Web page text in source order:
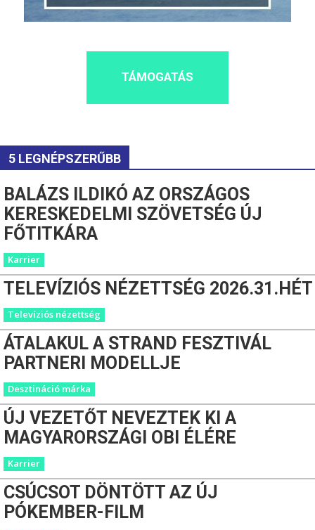
TÁMOGATÁS
5 LEGNÉPSZERŰBB
BALÁZS ILDIKÓ AZ ORSZÁGOS
KERESKEDELMI SZÖVETSÉG ÚJ
FŐTITKÁRA
Karrier
TELEVÍZIÓS NÉZETTSÉG 2026.31.HÉT
Televíziós nézettség
ÁTALAKUL A STRAND FESZTIVÁL
PARTNERI MODELLJE
Desztináció márka
ÚJ VEZETŐT NEVEZTEK KI A
MAGYARORSZÁGI OBI ÉLÉRE
Karrier
CSÚCSOT DÖNTÖTT AZ ÚJ
PÓKEMBER-FILM